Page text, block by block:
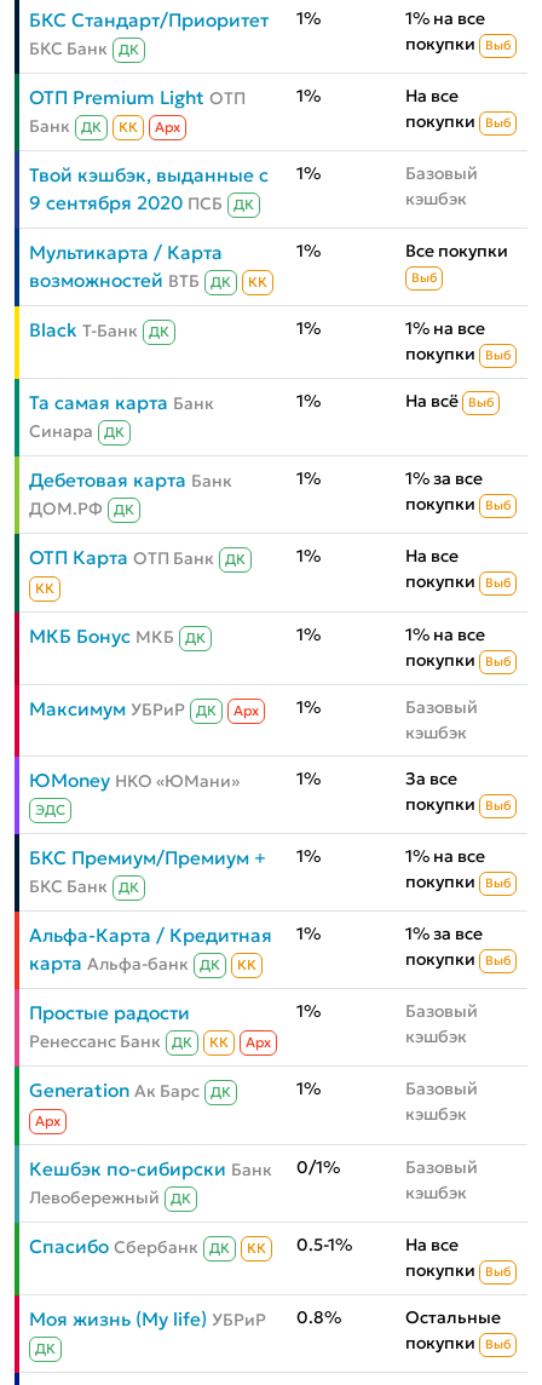
БКС Стандарт/Приоритет
БКС Банк ДК
1%
1% на все
покупки
Выб
ОТП Premium Light ОТП
Банк
ДК КК Aрх
1%
На все
покупки
Выб
Твой кэшбэк, выданные с
9 сентября 2020 ПСБ ДК
1%
Базовый
кэшбэк
Мультикарта / Карта
возможностей ВТБ ДК КК
1% Все покупки
Выб
Black Т-Банк ДК 1%
1% на все
покупки
Выб
Та самая карта Банк
Синара
ДК
1% На всё Выб
Дебетовая карта Банк
ДОМ.РФ
ДК
1%
1% за все
покупки
Выб
ОТП Карта ОТП Банк
ДК
КК
1%
На все
покупки
Выб
МКБ Бонус МКБ ДК 1%
1% на все
покупки
Выб
Максимум УБРиР ДК Aрх 1%
Базовый
кэшбэк
ЮMoney НКО «ЮМани»
ЭДС
1%
За все
покупки
Выб
БКС Премиум/Премиум +
БКС Банк ДК
1%
1% на все
покупки
Выб
Альфа-Карта / Кредитная
карта Альфа-банк ДК КК
1%
1% за все
покупки
Выб
Простые радости
Ренессанс Банк ДК КК Aрх
1%
Базовый
кэшбэк
Generation Ак Барс
ДК
Aрх
1%
Базовый
кэшбэк
Кешбэк по-сибирски Банк
Левобережный
ДК
0/1%
Базовый
кэшбэк
Спасибо Сбербанк ДК КК 0.5-1%
На все
покупки
Выб
Моя жизнь (My life) УБРиР
ДК
0.8%
Остальные
покупки
Выб